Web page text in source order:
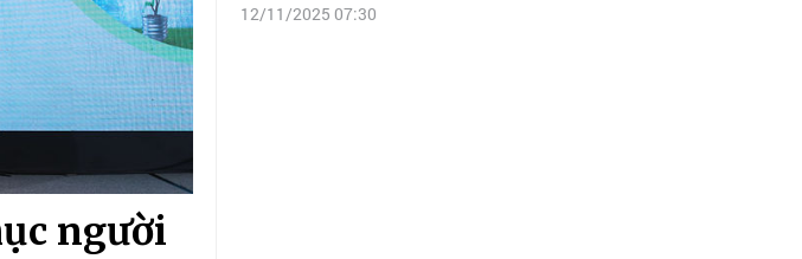
người
12/11/2025 07:30